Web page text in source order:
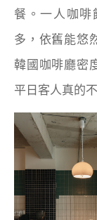
餐。一人咖啡
多，依舊能悠
韓國咖啡廳密
平日客人真的